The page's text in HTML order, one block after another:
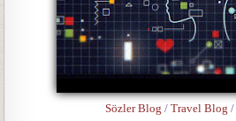
Sözler Blog / Travel Blog /